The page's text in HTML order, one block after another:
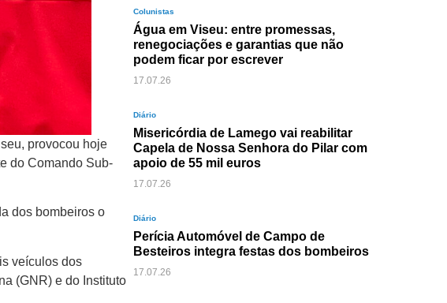
provocou hoje
do Comando Sub-
dos bombeiros o
veículos dos
(GNR) e do Instituto
Colunistas
Água em Viseu: entre promessas,
renegociações e garantias que não
podem ficar por escrever
17.07.26
Diário
Misericórdia de Lamego vai reabilitar
Capela de Nossa Senhora do Pilar com
apoio de 55 mil euros
17.07.26
Diário
Perícia Automóvel de Campo de
Besteiros integra festas dos bombeiros
17.07.26